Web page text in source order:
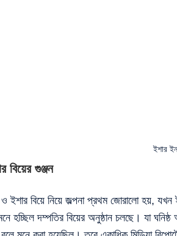
ইশার
বিয়ের গুঞ্জন
ও ইশার বিয়ে নিয়ে জল্পনা প্রথম জোরালো হয়,
হচ্ছিল দম্পতির বিয়ের অনুষ্ঠান চলছে। যা